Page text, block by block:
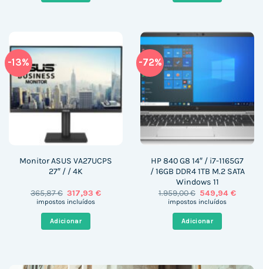
-13%
Monitor ASUS VA27UCPS
27″ / / 4K
365,87€ O
preço
365,87 €.
317,93€O
impostos incluídos
Adicionar
-72%
HP 840 G8 14″ / i7-1165G7
/ 16GB DDR4 1TB M.2 SATA
Windows 11
1.959,00€ O
preço
1.959,00 €.
549,94€O
impostos incluídos
Adicionar